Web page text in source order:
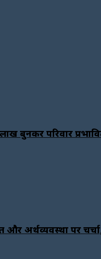
बुनकर परिवार
और अर्थव्यवस्था पर